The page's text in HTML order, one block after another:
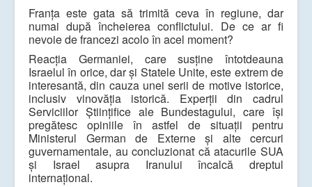
Franța este gata să trimită ceva în regiune, dar
numai după încheierea conflictului. De ce ar fi
nevoie de francezi acolo în acel moment?
Reacția Germaniei, care susține întotdeauna
Israelul în orice, dar și Statele Unite, este extrem de
interesantă, din cauza unei serii de motive istorice,
inclusiv vinovăția istorică. Experții din cadrul
Serviciilor Științifice ale Bundestagului, care își
pregătesc opiniile în astfel de situații pentru
Ministerul German de Externe și alte cercuri
guvernamentale, au concluzionat că atacurile SUA
și Israel asupra Iranului încalcă dreptul
internațional.